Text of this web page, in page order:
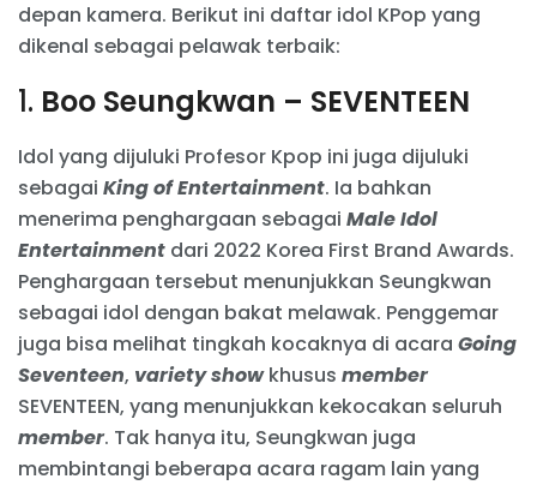
depan kamera. Berikut ini daftar idol KPop yang
dikenal sebagai pelawak terbaik:
1. Boo Seungkwan – SEVENTEEN
Idol yang dijuluki Profesor Kpop ini juga dijuluki
sebagai King of Entertainment. Ia bahkan
menerima penghargaan sebagai Male Idol
Entertainment dari 2022 Korea First Brand Awards.
Penghargaan tersebut menunjukkan Seungkwan
sebagai idol dengan bakat melawak. Penggemar
juga bisa melihat tingkah kocaknya di acara Going
Seventeen, variety showkhusus member
SEVENTEEN, yang menunjukkan kekocakan seluruh
member. Tak hanya itu, Seungkwan juga
membintangi beberapa acara ragam lain yang